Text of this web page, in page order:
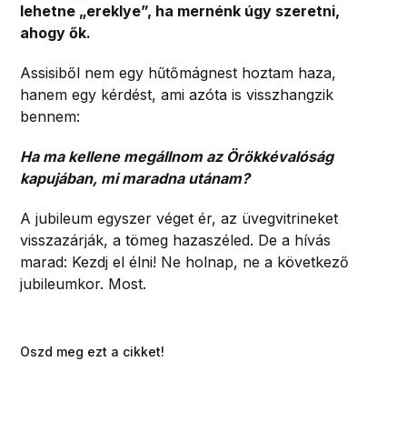
lehetne „ereklye”, ha mernénk úgy szeretni,
ahogy ők.
Assisiből nem egy hűtőmágnest hoztam haza,
hanem egy kérdést, ami azóta is visszhangzik
bennem:
Ha ma kellene megállnom az Örökkévalóság
kapujában, mi maradna utánam?
A jubileum egyszer véget ér, az üvegvitrineket
visszazárják, a tömeg hazaszéled. De a hívás
marad: Kezdj el élni! Ne holnap, ne a következő
jubileumkor. Most.
Oszd meg ezt a cikket!